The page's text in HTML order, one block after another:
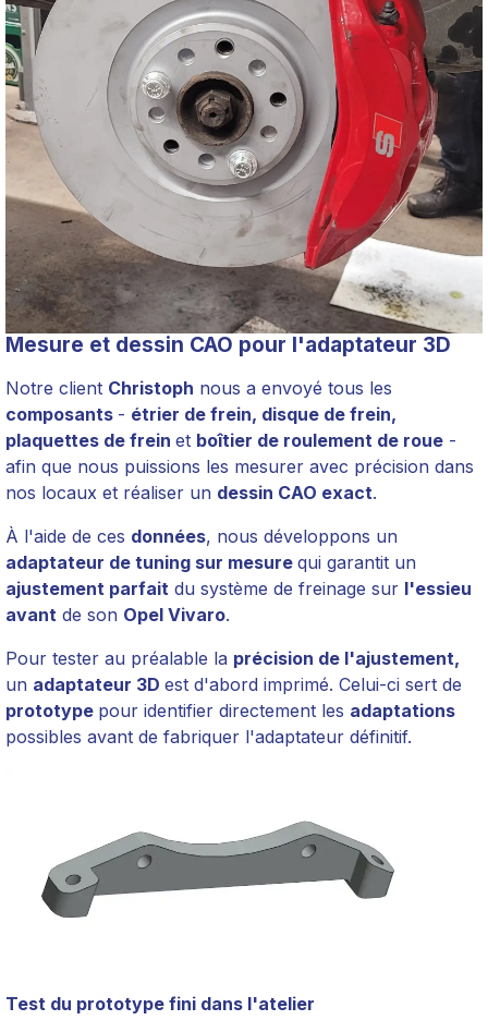
Mesure et dessin CAO pour l'adaptateur 3D
Notre client Christoph nous a envoyé tous les
composants - étrier de frein, disque de frein,
plaquettes de frein et boîtier de roulement de roue -
afin que nous puissions les mesurer avec précision dans
nos locaux et réaliser un dessin CAO exact.
À l'aide de ces données, nous développons un
adaptateur de tuning sur mesure qui garantit un
ajustement parfait du système de freinage sur l'essieu
avant de son Opel Vivaro.
Pour tester au préalable la précision de l'ajustement,
un adaptateur 3D est d'abord imprimé. Celui-ci sert de
prototype pour identifier directement les adaptations
possibles avant de fabriquer l'adaptateur définitif.
Test du prototype fini dans l'atelier